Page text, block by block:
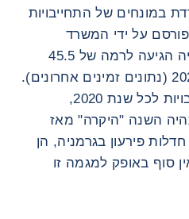
במונחים של התחייבויות
על ידי המשרד
הסטטיסטי הפדרלי), גרמניה הגיעה לרמה של 45.5
מיליארד יורו בספטמבר 2021 (נתונים זמינים אחרונים).
זה כבר יותר מסך ההתחייבויות לכל שנת 2020,
היא ש-2021 תהיה השנה "היקרה" מאז
חדלות פירעון בגרמניה, הן
סוף באופק למגמה זו